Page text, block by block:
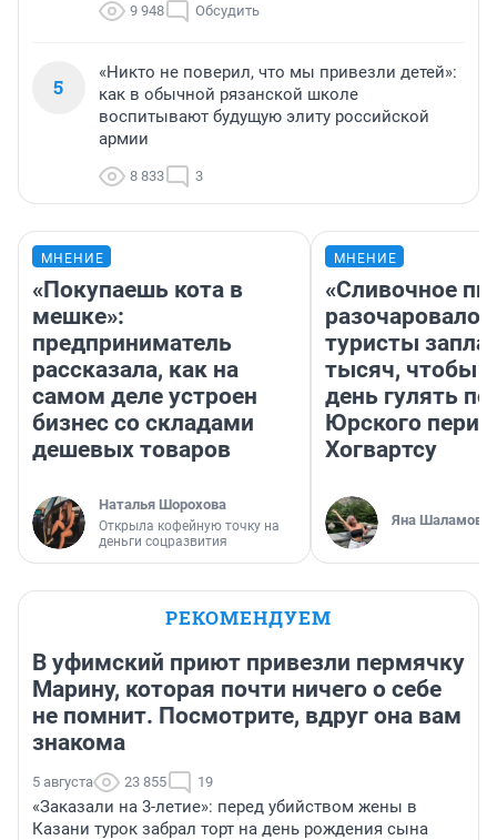
9 948 Обсудить
5
«Никто не поверил, что мы привезли детей»:
как в обычной рязанской школе
воспитывают будущую элиту российской
армии
8 833 3
МНЕНИЕ
«Покупаешь кота в
мешке»:
предприниматель
рассказала, как на
самом деле устроен
бизнес со складами
дешевых товаров
Наталья Шорохова
Открыла кофейную точку на
деньги соцразвития
МНЕНИЕ
«Сливочное
разочаровало»:
туристы
тысяч, чтобы
день гулять по
Юрского
Хогвартсу
Яна Шаламова
РЕКОМЕНДУЕМ
В уфимский приют привезли пермячку
Марину, которая почти ничего о себе
не помнит. Посмотрите, вдруг она вам
знакома
5 августа 23 855 19
«Заказали на 3-летие»: перед убийством жены в
Казани турок забрал торт на день рождения сына